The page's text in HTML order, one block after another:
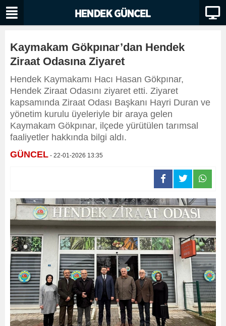
Kaymakam Gökpınar’dan Hendek
Ziraat Odasına Ziyaret
Hendek Kaymakamı Hacı Hasan Gökpınar,
Hendek Ziraat Odasını ziyaret etti. Ziyaret
kapsamında Ziraat Odası Başkanı Hayri Duran ve
yönetim kurulu üyeleriyle bir araya gelen
Kaymakam Gökpınar, ilçede yürütülen tarımsal
faaliyetler hakkında bilgi aldı.
GÜNCEL - 22-01-2026 13:35